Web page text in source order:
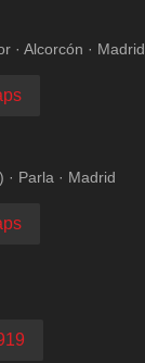
· Alcorcón · Madrid
Parla · Madrid